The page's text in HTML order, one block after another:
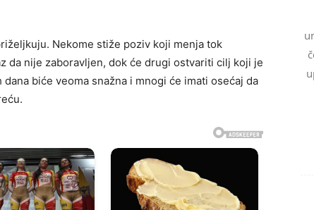
Nekome stiže poziv koji menja tok
da nije zaboravljen, dok će drugi ostvariti cilj koji je
biće veoma snažna i mnogi će imati osećaj da